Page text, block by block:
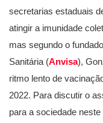
secretarias estaduais
atingir a imunidade
mas segundo o
Sanitária (Anvisa),
ritmo lento de
2022. Para discutir o
para a sociedade